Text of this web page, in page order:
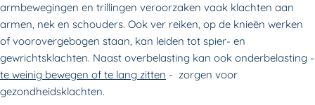
armbewegingen en trillingen veroorzaken vaak klachten aan
armen, nek en schouders. Ook ver reiken, op de knieën werken
of voorovergebogen staan, kan leiden tot spier- en
gewrichtsklachten. Naast overbelasting kan ook onderbelasting -
te weinig bewegen of te lang zitten - zorgen voor
gezondheidsklachten.